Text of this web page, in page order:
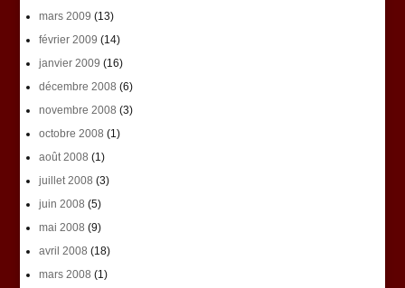
mars 2009 (13)
février 2009 (14)
janvier 2009 (16)
décembre 2008 (6)
novembre 2008 (3)
octobre 2008 (1)
août 2008 (1)
juillet 2008 (3)
juin 2008 (5)
mai 2008 (9)
avril 2008 (18)
mars 2008 (1)